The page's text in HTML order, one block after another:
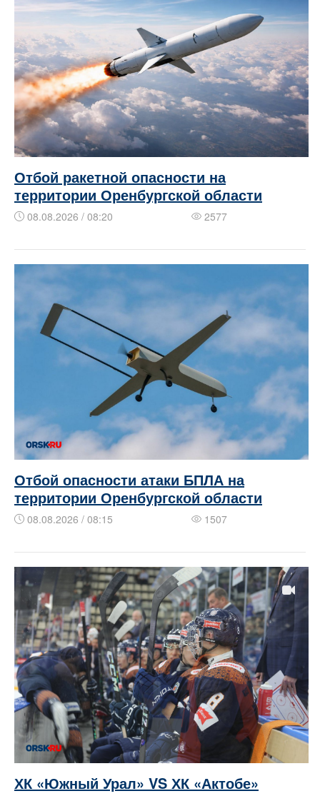
Отбой ракетной опасности на
территории Оренбургской области
08.08.2026 / 08:20 2577
Отбой опасности атаки БПЛА на
территории Оренбургской области
08.08.2026 / 08:15 1507
ХК «Южный Урал» VS ХК «Актобе»